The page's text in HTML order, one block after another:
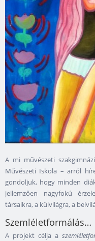
A mi művészeti
Művészeti Iskola – arról
gondoljuk, hogy minden
jellemzően nagyfokú
társaikra, a külvilágra, a
Szemléletformálás…
A projekt célja a